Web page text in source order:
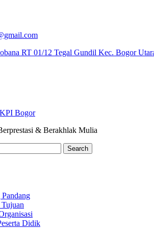
RT 01/12 Tegal Gundil Kec. Bogor
Bogor
& Berakhlak Mulia
Pandang
Didik